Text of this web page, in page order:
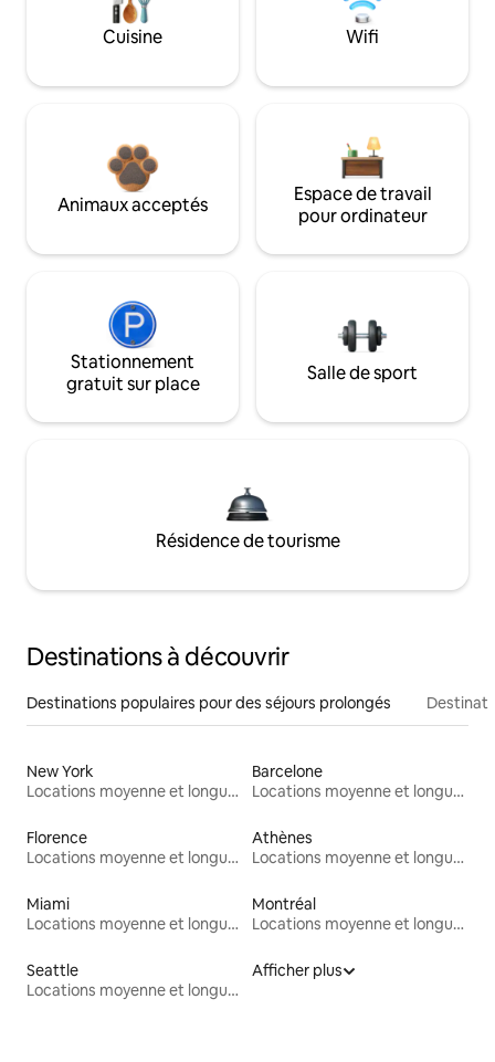
Cuisine Wifi
Animaux acceptés
Espace de travail
pour ordinateur
Stationnement
gratuit sur place
Salle de sport
Résidence de tourisme
Destinations à découvrir
Destinations populaires pour des séjours prolongés
New York
Locations moyenne et longue durée
Barcelone
Locations moyenne et longue durée
Florence
Locations moyenne et longue durée
Athènes
Locations moyenne et longue durée
Miami
Locations moyenne et longue durée
Montréal
Locations moyenne et longue durée
Seattle
Locations moyenne et longue durée
Afficher plus